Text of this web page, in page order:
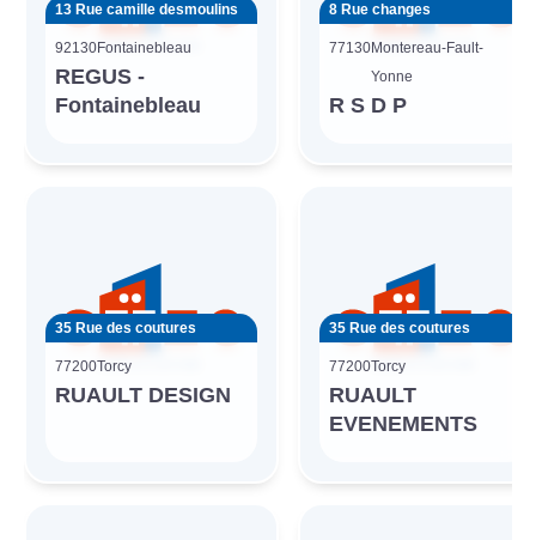
13 Rue camille desmoulins
92130Fontainebleau
REGUS -
Fontainebleau
8 Rue changes
77130Montereau-Fault-
Yonne
R S D P
35 Rue des coutures
77200Torcy
RUAULT DESIGN
35 Rue des coutures
77200Torcy
RUAULT
EVENEMENTS